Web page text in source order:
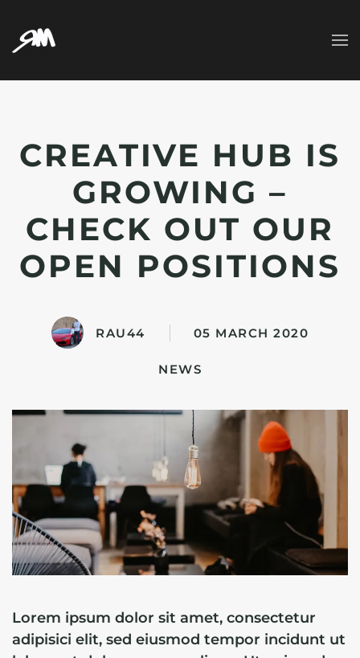
Skip to main content
CREATIVE HUB IS
GROWING –
CHECK OUT OUR
OPEN POSITIONS
RAU44 05 MARCH 2020
NEWS
Lorem ipsum dolor sit amet, consectetur
adipisici elit, sed eiusmod tempor incidunt ut